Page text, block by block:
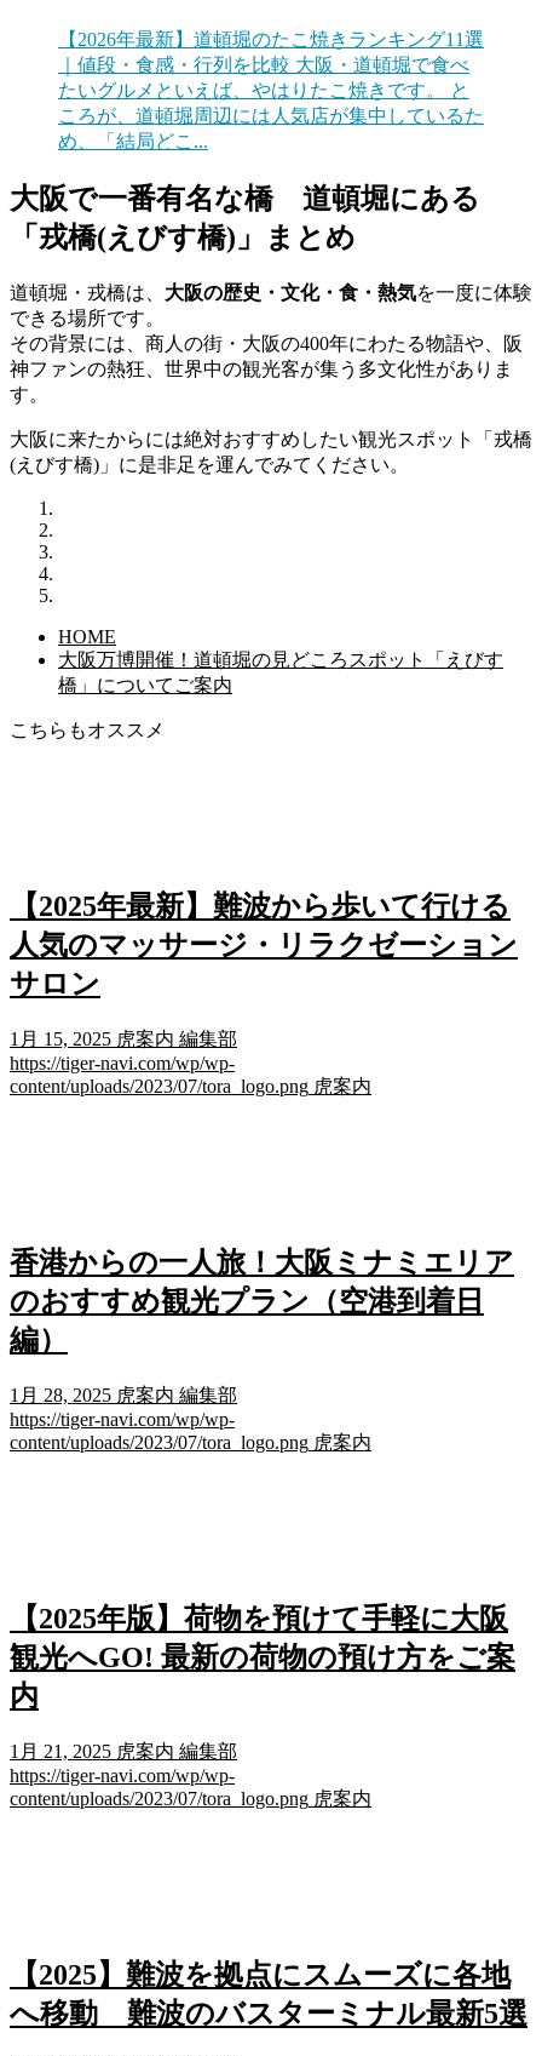
【2026年最新】道頓堀のたこ焼きランキング11選
｜値段・食感・行列を比較 大阪・道頓堀で食べ
たいグルメといえば、やはりたこ焼きです。 と
ころが、道頓堀周辺には人気店が集中しているた
め、「結局どこ...
大阪で一番有名な橋 道頓堀にある
「戎橋(えびす橋)」まとめ
道頓堀・戎橋は、 大阪の歴史・文化・食・熱気を一度に体験
できる場所です。
その背景には、商人の街・大阪の400年にわたる物語や、阪
神ファンの熱狂、世界中の観光客が集う多文化性がありま
す。
大阪に来たからには絶対おすすめしたい観光スポット「戎橋
(えびす橋)」に是非足を運んでみてください。
HOME
大阪万博開催！道頓堀の見どころスポット「えびす
橋」についてご案内
こちらもオススメ
【2025年最新】難波から歩いて行ける
人気のマッサージ・リラクゼーション
サロン
1月 15, 2025 虎案内 編集部
https://tiger-navi.com/wp/wp-
content/uploads/2023/07/tora_logo.png 虎案内
香港からの一人旅！大阪ミナミエリア
のおすすめ観光プラン（空港到着日
編）
1月 28, 2025 虎案内 編集部
https://tiger-navi.com/wp/wp-
content/uploads/2023/07/tora_logo.png 虎案内
【2025年版】荷物を預けて手軽に大阪
観光へGO! 最新の荷物の預け方をご案
内
1月 21, 2025 虎案内 編集部
https://tiger-navi.com/wp/wp-
content/uploads/2023/07/tora_logo.png 虎案内
【2025】難波を拠点にスムーズに各地
へ移動 難波のバスターミナル最新5選